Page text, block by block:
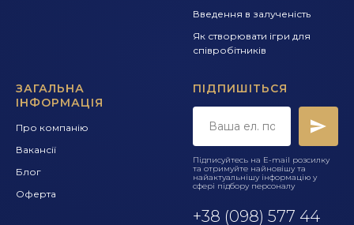
Введення в залученість
Як створювати ігри для
співробітників
ЗАГАЛЬНА
ІНФОРМАЦІЯ
Про компанію
Вакансії
Блог
Оферта
ПІДПИШІТЬСЯ
Підписуйтесь на E-mail розсилку
та отримуйте найновішу та
найактуальнішу інформацію у
сфері підбору персоналу
+38 (098) 577 44